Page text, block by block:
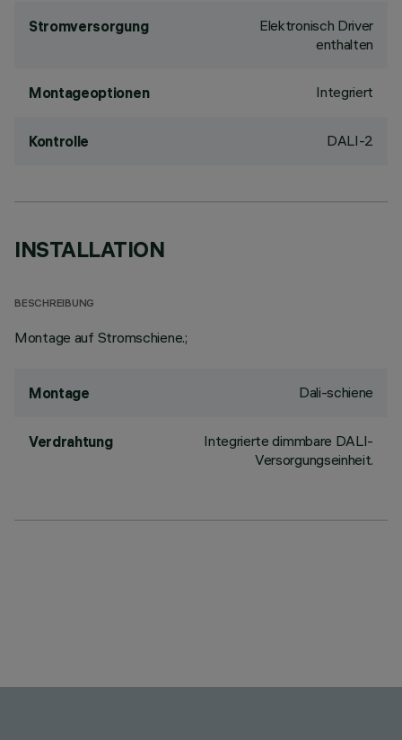
Stromversorgung
Elektronisch Driver
enthalten
Montageoptionen Integriert
Kontrolle DALI-2
INSTALLATION
BESCHREIBUNG
Montage auf Stromschiene.;
Montage Dali-schiene
Verdrahtung
Integrierte dimmbare DALI-
Versorgungseinheit.